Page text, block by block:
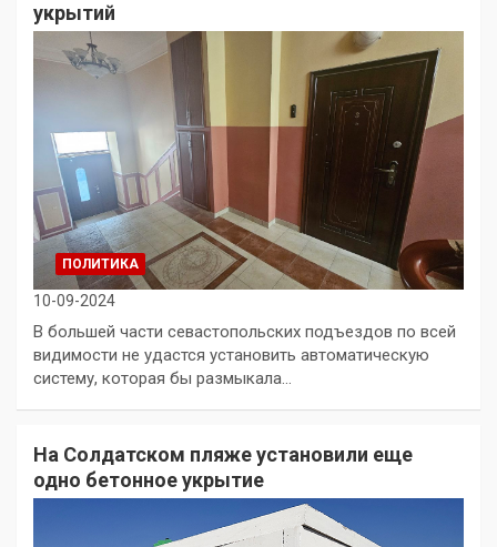
укрытий
ПОЛИТИКА
10-09-2024
В большей части севастопольских подъездов по всей
видимости не удастся установить автоматическую
систему, которая бы размыкала…
На Солдатском пляже установили еще
одно бетонное укрытие